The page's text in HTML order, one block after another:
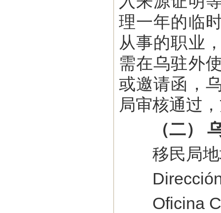
理一年的临
从事的职业
需在乌驻外
或邀请函，
局审核通过
（二）
移民局地
Dirección
Oficina